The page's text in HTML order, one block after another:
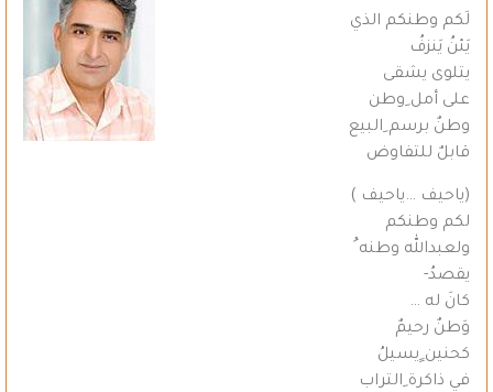
لَكم وطنكم الذي
يَئنُ يَنزفُ
يتلوى يشقى
على أمل ِوطن
وطنٌ برسم ِالبيع
قابلٌ للتفاوض
(ياحيف …ياحيف )
لكم وطنكم
ولعبدالله وطنه ُ
يقصدُ-
كانَ له …
وَطنٌ رحيمٌ
كحنين ٍيسيلُ
في ذاكرة ِالتراب